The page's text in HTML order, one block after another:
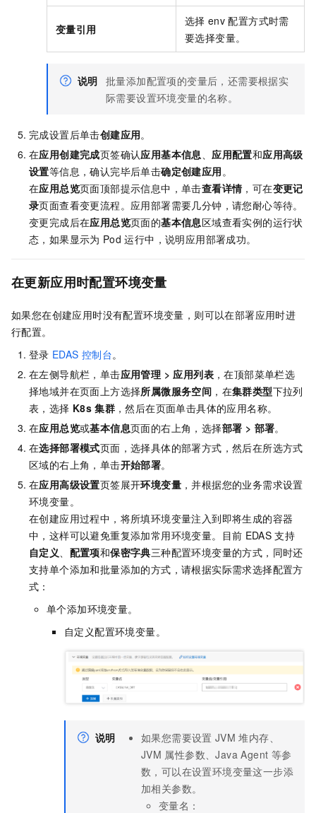
变量引用
选择 env 配置方式时需
要选择变量。
说明 批量添加配置项的变量后，还需要根据实
际需要设置环境变量的名称。
完成设置后单击创建应用。
在应用创建完成页签确认应用基本信息、应用配置和应用高级
设置等信息，确认完毕后单击确定创建应用。
在应用总览页面顶部提示信息中，单击查看详情，可在变更记
录页面查看变更流程。应用部署需要几分钟，请您耐心等待。
变更完成后在应用总览页面的基本信息区域查看实例的运行状
态，如果显示为 Pod 运行中，说明应用部署成功。
在更新应用时配置环境变量
如果您在创建应用时没有配置环境变量，则可以在部署应用时进
行配置。
登录 EDAS 控制台。
在左侧导航栏，单击应用管理 >应用列表 ，在顶部菜单栏选
择地域并在页面上方选择所属微服务空间 ，在集群类型下拉列
表，选择 K8s 集群 ，然后在页面单击具体的应用名称。
在应用总览或基本信息页面的右上角，选择部署 > 部署。
在选择部署模式页面，选择具体的部署方式，然后在所选方式
区域的右上角，单击开始部署。
在应用高级设置页签展开环境变量 ，并根据您的业务需求设置
环境变量。
在创建应用过程中，将所填环境变量注入到即将生成的容器
中，这样可以避免重复添加常用环境变量。目前 EDAS 支持
自定义、 配置项和保密字典三种配置环境变量的方式，同时还
支持单个添加和批量添加的方式，请根据实际需求选择配置方
式：
单个添加环境变量。
自定义配置环境变量。
说明 如果您需要设置 JVM 堆内存、
JVM 属性参数、Java Agent 等参
数，可以在设置环境变量这一步添
加相关参数。
变量名：